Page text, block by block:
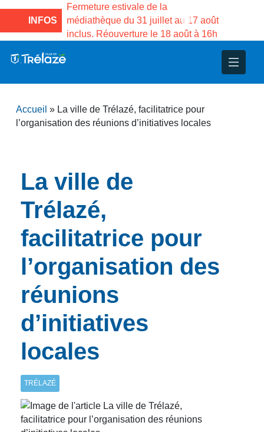
INFOS
des
du
Fermeture estivale de la
médiathèque du 31 juillet au 17 août
inclus. Réouverture le 18 août à 16h
Services
3 au 21 août
et d’animations
Projets
– Jumelage
Accueil » La ville de Trélazé, facilitatrice pour
l’organisation des réunions d’initiatives locales
La ville de
Trélazé,
facilitatrice pour
l’organisation des
réunions
d’initiatives
locales
TRÉLAZÉ